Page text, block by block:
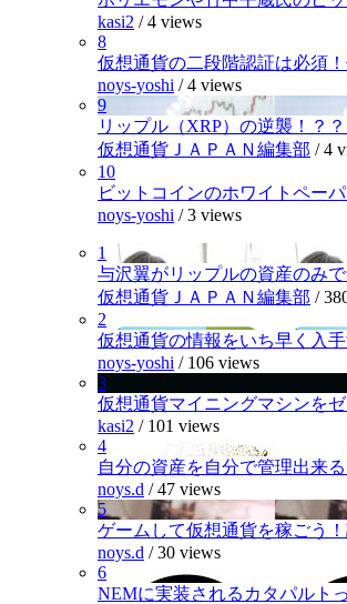
kasi2 /4 views
8
仮想通貨の二段階認証は必須
noys-yoshi /4 views
9
リップル（XRP）の逆襲！？
仮想通貨ＪＡＰＡＮ編集部 /4
10
ビットコインのホワイトペー
noys-yoshi /3 views
1
与沢翼がリップルの資産のみ
仮想通貨ＪＡＰＡＮ編集部 /
2
仮想通貨の情報をいち早く入手
noys-yoshi / 106 views
3
仮想通貨マイニングマシンを
kasi2 / 101 views
4
自分の資産を自分で管理出来る
noys.d /47 views
5
ゲームして仮想通貨を稼ごう
noys.d /30 views
6
NEMに実装されるカタパルト